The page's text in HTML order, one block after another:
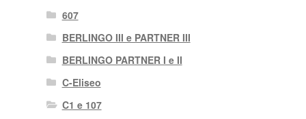
607
BERLINGO III e PARTNER III
BERLINGO PARTNER I e II
C-Eliseo
C1 e 107